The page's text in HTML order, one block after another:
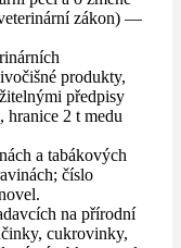
zákon) —
produkty,
předpisy
2 t medu
a tabákových
číslo
na přírodní
cukrovinky,